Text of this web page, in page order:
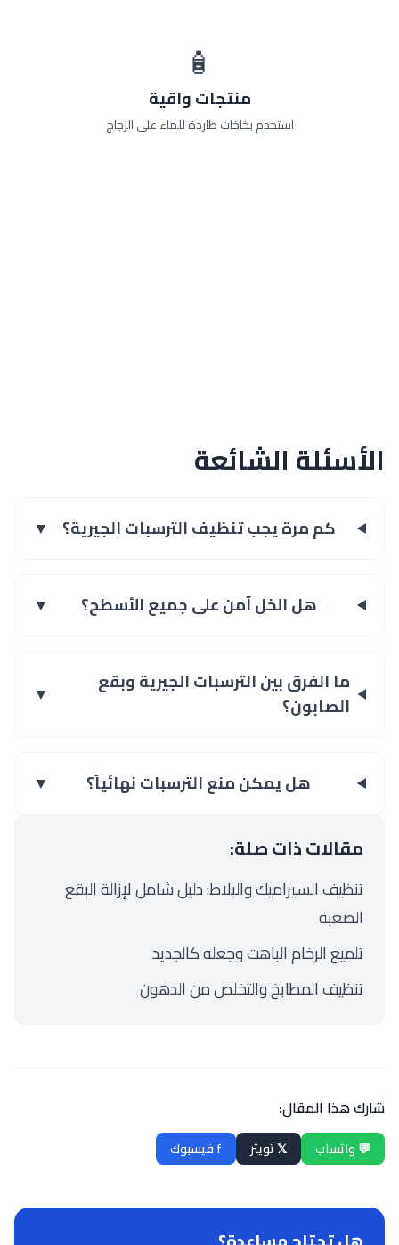
🧴
منتجات واقية
استخدم بخاخات طاردة للماء على الزجاج
الأسئلة الشائعة
كم مرة يجب تنظيف الترسبات الجيرية؟ ▼
هل الخل آمن على جميع الأسطح؟ ▼
ما الفرق بين الترسبات الجيرية وبقع
الصابون؟
▼
هل يمكن منع الترسبات نهائياً؟ ▼
مقالات ذات صلة:
تنظيف السيراميك والبلاط: دليل شامل لإزالة البقع
الصعبة
تلميع الرخام الباهت وجعله كالجديد
تنظيف المطابخ والتخلص من الدهون
شارك هذا المقال:
💬 واتساب 𝕏 تويتر f فيسبوك